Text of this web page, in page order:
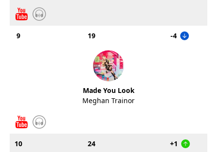
9 19 -4
Made You Look
Meghan Trainor
10 24 +1